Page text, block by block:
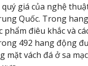
giá của nghệ
Quốc. Trong
phẩm điêu khắc và
492 hang động
mặt vách đá ở sa